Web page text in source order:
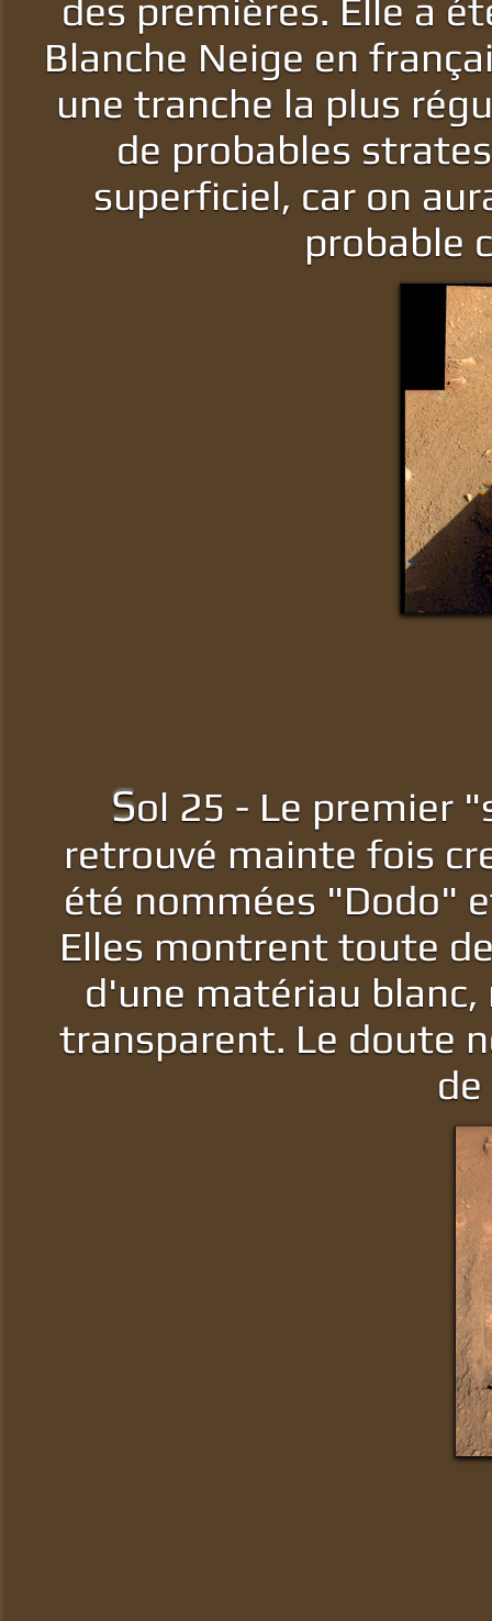
des premières. Elle a
Blanche Neige en
une tranche la plus
de probables
superficiel, car on
probable
Sol 25 - Le premier
retrouvé mainte fois
été nommées "Dodo"
Elles montrent toute
d'une matériau
transparent. Le doute
de